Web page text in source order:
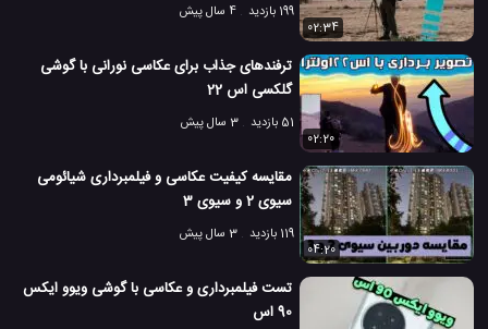
199 بازدید
4 سال پیش
02:34
ترفندهای جذاب برای عکاسی نورانی با گوشی
گلکسی اس 22
51 بازدید
3 سال پیش
02:20
مقایسه کیفیت عکاسی و فیلمبرداری شیائومی
سیوی 2 و سیوی 3
119 بازدید
3 سال پیش
04:20
تست فیلمبرداری و عکاسی با گوشی ویوو ایکس
90 اس